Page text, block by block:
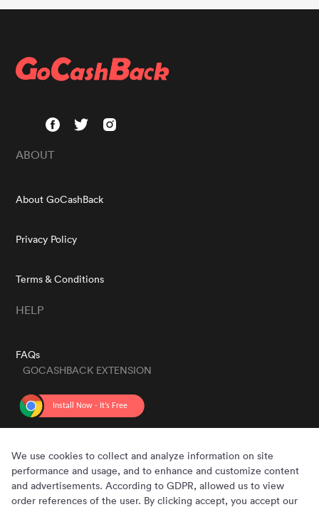
ABOUT
About GoCashBack
Privacy Policy
Terms & Conditions
HELP
FAQs
GOCASHBACK EXTENSION
We use cookies to collect and analyze information on site
performance and usage, and to enhance and customize content
and advertisements. According to GDPR, allowed us to view
order references of the user. By clicking accept, you accept our